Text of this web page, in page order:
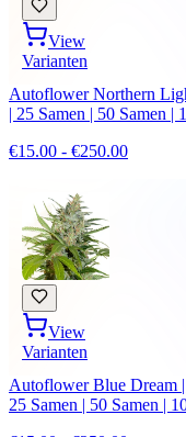
View
Varianten
Autoflower Northern
| 25 Samen | 50 Samen |
€15.00 - €250.00
View
Varianten
Autoflower Blue Dream |
25 Samen | 50 Samen |